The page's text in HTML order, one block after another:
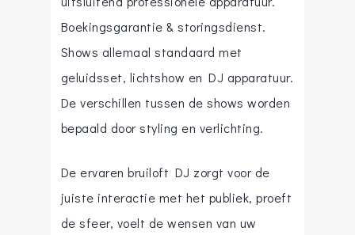
Boekingsgarantie & storingsdienst.
Shows allemaal standaard met
geluidsset, lichtshow en DJ apparatuur.
De verschillen tussen de shows worden
bepaald door styling en verlichting.
De ervaren bruiloft DJ zorgt voor de
juiste interactie met het publiek, proeft
de sfeer, voelt de wensen van uw